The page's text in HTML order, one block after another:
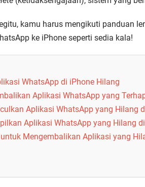
kamu harus mengikuti panduan
ke iPhone seperti sedia kala!
WhatsApp di iPhone Hilang
Aplikasi WhatsApp yang
Aplikasi WhatsApp yang Hilang
Aplikasi WhatsApp yang Hilang
Mengembalikan Aplikasi yang